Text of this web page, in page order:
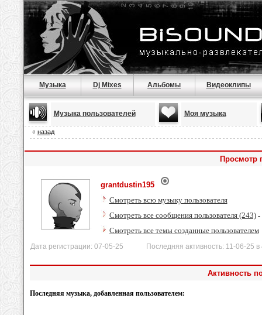
Музыка Dj Mixes Альбомы Видеоклипы
Музыка пользователей Моя музыка
назад
Просмотр
grantdustin195
Смотреть всю музыку пользователя
Смотреть все сообщения пользователя (243)-
Смотреть все темы созданные пользователем
Дата регистрации: 07-05-25 Последняя активность: 11-06-25 в
Активность
Последняя музыка, добавленная пользователем: